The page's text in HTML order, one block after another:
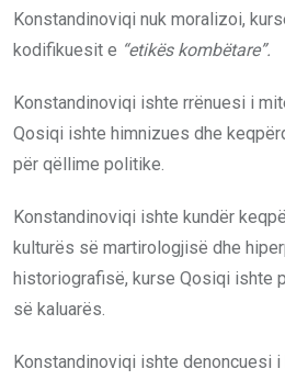
Konstandinoviqi nuk moralizoi,
kodifikuesit e “etikës kombëtare”.
Konstandinoviqi ishte rrënuesi i
Qosiqi ishte himnizues dhe
për qëllime politike.
Konstandinoviqi ishte kundër
kulturës së martirologjisë dhe
historiografisë, kurse Qosiqi ishte
së kaluarës.
Konstandinoviqi ishte denoncuesi i